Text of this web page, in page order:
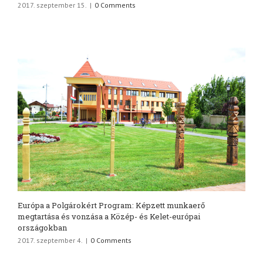
2017. szeptember 15. | 0 Comments
Európa a Polgárokért Program: Képzett munkaerő
megtartása és vonzása a Közép- és Kelet-európai
országokban
2017. szeptember 4. | 0 Comments